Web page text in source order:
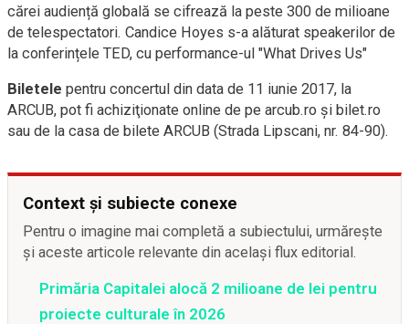
cărei audiență globală se cifrează la peste 300 de milioane
de telespectatori. Candice Hoyes s-a alăturat speakerilor de
la conferințele TED, cu performance-ul "What Drives Us"
Biletele pentru concertul din data de 11 iunie 2017, la
ARCUB, pot fi achiziţionate online de pe arcub.ro și bilet.ro
sau de la casa de bilete ARCUB (Strada Lipscani, nr. 84-90).
Context și subiecte conexe
Pentru o imagine mai completă a subiectului, urmărește
și aceste articole relevante din același flux editorial.
Primăria Capitalei alocă 2 milioane de lei pentru
proiecte culturale în 2026